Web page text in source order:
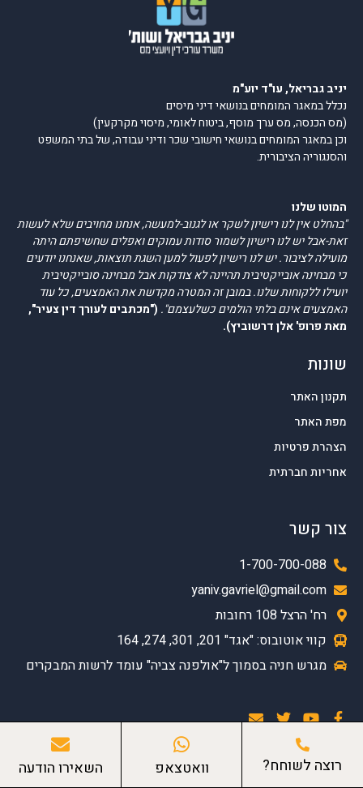
רוצה לשוחח? וואטצאפ השאירו הודעה
יניב גבריאל, עו"ד יוע"מ
נכלל במאגר המומחים בנושאי דיני מיסים
(מס הכנסה, מס ערך מוסף, ביטוח לאומי, מיסוי מקרקעין)
וכן במאגר המומחים בנושאי חישובי שכר ודיני עבודה, של בתי המשפט
והסנגוריה הציבורית.
המוטו שלנו
"בהחלט אין לנו רישיון לשקר או לגנוב-למעשה, אנחנו מחויבים שלא לעשות
זאת-אבל יש לנו רישיון לשמור סודות עמוקים ואפלים שחשיפתם היתה
מועילה לציבור. יש לנו רישיון לפעול למען השגת תוצאות, שאנחנו יודעים
כי מבחינה אובייקטיבית תהיינה לא צודקות אבל מבחינה סובייקטיבית
יועילו ללקוחות שלנו. במובן זה המטרה מקדשת את האמצעים, כל עוד
האמצעים אינם בלתי הולמים כשלעצמם". ("מכתבים לעורך דין צעיר",
מאת פרופ' אלן דרשוביץ).
שונות
תקנון האתר
מפת האתר
הצהרת פרטיות
אחריות חברתית
צור קשר
1-700-700-088
yaniv.gavriel@gmail.com
רח' הרצל 108 רחובות
קווי אוטובוס: "אגד" 201, 301, 274, 164
מגרש חניה בסמוך ל"אולפנה צביה" עומד לרשות המבקרים